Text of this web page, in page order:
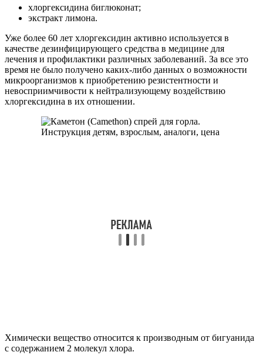
хлоргексидина биглюконат;
экстракт лимона.
Уже более 60 лет хлоргексидин активно используется в
качестве дезинфицирующего средства в медицине для
лечения и профилактики различных заболеваний. За все это
время не было получено каких-либо данных о возможности
микроорганизмов к приобретению резистентности и
невосприимчивости к нейтрализующему воздействию
хлоргексидина в их отношении.
Химически вещество относится к производным от бигуанида
с содержанием 2 молекул хлора.